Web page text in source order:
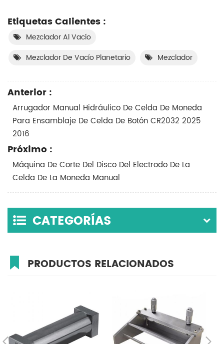
Etiquetas Calientes :
Mezclador Al Vacío
Mezclador De Vacío Planetario
Mezclador
Anterior :
Arrugador Manual Hidráulico De Celda De Moneda
Para Ensamblaje De Celda De Botón CR2032 2025
2016
Próximo :
Máquina De Corte Del Disco Del Electrodo De La
Celda De La Moneda Manual
CATEGORÍAS
PRODUCTOS RELACIONADOS